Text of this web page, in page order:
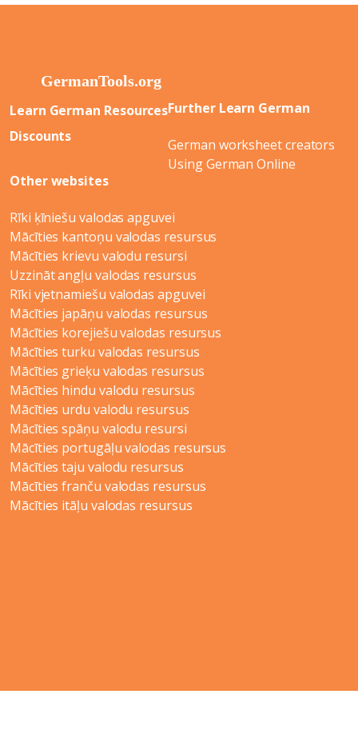
Learn German Resources
Discounts
Further Learn German
German worksheet creators
Using German Online
Other websites
Rīki ķīniešu valodas apguvei
Mācīties kantoņu valodas resursus
Mācīties krievu valodu resursi
Uzzināt angļu valodas resursus
Rīki vjetnamiešu valodas apguvei
Mācīties japāņu valodas resursus
Mācīties korejiešu valodas resursus
Mācīties turku valodas resursus
Mācīties grieķu valodas resursus
Mācīties hindu valodu resursus
Mācīties urdu valodu resursus
Mācīties spāņu valodu resursi
Mācīties portugāļu valodas resursus
Mācīties taju valodu resursus
Mācīties franču valodas resursus
Mācīties itāļu valodas resursus